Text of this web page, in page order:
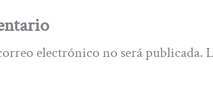
electrónico no será publicada.